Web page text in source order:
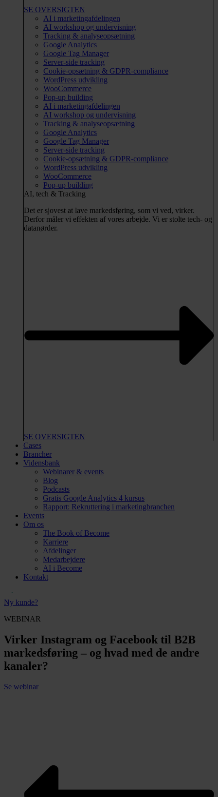
SE OVERSIGTEN
AI i marketingafdelingen
AI workshop og undervisning
Tracking & analyseopsætning
Google Analytics
Google Tag Manager
Server-side tracking
Cookie-opsætning & GDPR-compliance
WordPress udvikling
WooCommerce
Pop-up building
AI i marketingafdelingen
AI workshop og undervisning
Tracking & analyseopsætning
Google Analytics
Google Tag Manager
Server-side tracking
Cookie-opsætning & GDPR-compliance
WordPress udvikling
WooCommerce
Pop-up building
AI, tech & Tracking
Det er sjovest at lave markedsføring, som vi ved, virker.
Derfor måler vi effekten af vores arbejde. Vi er stolte tech- og
datanørder.
SE OVERSIGTEN
Cases
Brancher
Vidensbank
Webinarer & events
Blog
Podcasts
Gratis Google Analytics 4 kursus
Rapport: Rekruttering i marketingbranchen
Events
Om os
The Book of Become
Karriere
Afdelinger
Medarbejdere
AI i Become
Kontakt
Ny kunde?
WEBINAR
Virker Instagram og Facebook til B2B
markedsføring – og hvad med de andre
kanaler?
Se webinar